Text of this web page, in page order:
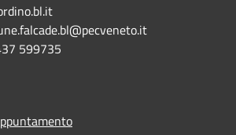
599735